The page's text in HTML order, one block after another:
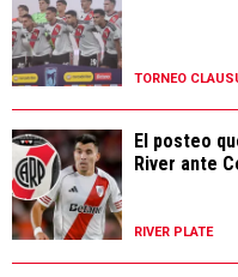
TORNEO
El posteo
River ante
RIVER PLATE